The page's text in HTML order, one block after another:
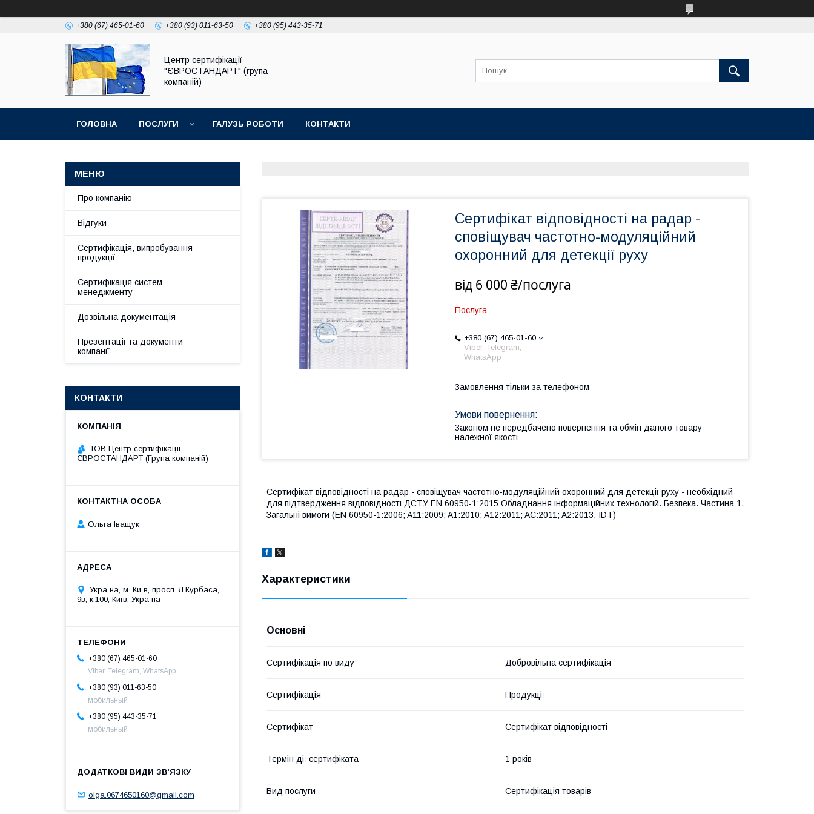
+380 (67) 465-01-60 +380 (93) 011-63-50 +380 (95) 443-35-71
Центр сертифікації
"ЄВРОСТАНДАРТ" (група
компаній)
ГОЛОВНА ПОСЛУГИ ГАЛУЗЬ РОБОТИ КОНТАКТИ
Сертифікат відповідності на радар -
сповіщувач частотно-модуляційний
охоронний для детекції руху
від 6 000 ₴/послуга
Послуга
+380 (67) 465-01-60
Viber, Telegram,
WhatsApp
Замовлення тільки за телефоном
Законом не передбачено повернення та обмін даного товару
належної якості
Сертифікат відповідності на радар - сповіщувач частотно-модуляційний охоронний для детекції руху - необхідний
для підтвердження відповідності ДСТУ EN 60950-1:2015 Обладнання інформаційних технологій. Безпека. Частина 1.
Загальні вимоги (EN 60950-1:2006; A11:2009; A1:2010; A12:2011; AC:2011; A2:2013, IDT)
Характеристики
Основні
Сертифікація по виду Добровільна сертифікація
Сертифікація Продукції
Сертифікат Сертифікат відповідності
Термін дії сертифіката 1 років
Вид послуги Сертифікація товарів
Про компанію
Відгуки
Сертифікація, випробування
продукції
Сертифікація систем
менеджменту
Дозвільна документація
Презентації та документи
компанії
КОНТАКТИ
ТОВ Центр сертифікації
ЄВРОСТАНДАРТ (Група компаній)
Ольга Іващук
Україна, м. Київ, просп. Л.Курбаса,
9в, к.100, Київ, Україна
+380 (67) 465-01-60
Viber, Telegram, WhatsApp
+380 (93) 011-63-50
мобильный
+380 (95) 443-35-71
мобильный
olga.0674650160@gmail.com